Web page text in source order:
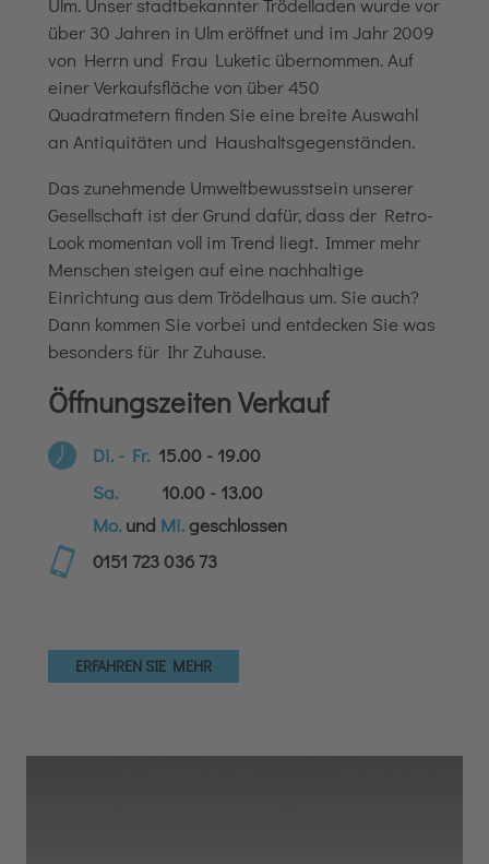
über 30 Jahren in Ulm eröffnet und im Jahr 2009
von Herrn und Frau Luketic übernommen. Auf
einer Verkaufsfläche von über 450
Quadratmetern finden Sie eine breite Auswahl
an Antiquitäten und Haushaltsgegenständen.
Das zunehmende Umweltbewusstsein unserer
Gesellschaft ist der Grund dafür, dass der Retro-
Look momentan voll im Trend liegt. Immer mehr
Menschen steigen auf eine nachhaltige
Einrichtung aus dem Trödelhaus um. Sie auch?
Dann kommen Sie vorbei und entdecken Sie was
besonders für Ihr Zuhause.
Öffnungszeiten Verkauf
Di. - Fr. 15.00 - 19.00
Sa.
10.00 - 13.00
Mo. und Mi.geschlossen
0151 723 036 73
ERFAHREN SIE MEHR